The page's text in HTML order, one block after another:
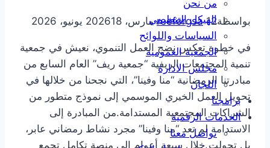
من نحن
الهيكل التنظيمي
السياسات واللوائح
الجمعية العمومية
مجلس الادارة
اللجان
برامجنا
الخدمات الرقمية
تواصل معنا
بواسطة reeforgsa 12 مارس، 2026 18 يونيو، 2026
في خطوة تعكس نضج العمل التنموي، نعيش في جمعية
تنمية المجتمعات الريفية “جمعية ريف” العام السابع من
مبادرتنا الرمضانية “منا وفينا”، التي نجحنا من خلالها في
تحويل العمل الخيري الموسمي إلى نموذج متطور من
الشراكات المجتمعية المستدامة.من المبادرة إلى
الاستدامة لم تعد “منا وفينا” مجرد نشاط رمضاني عابر،
بل تحولت خلال سبعة أعوام إلى منصة تكامل تجمع